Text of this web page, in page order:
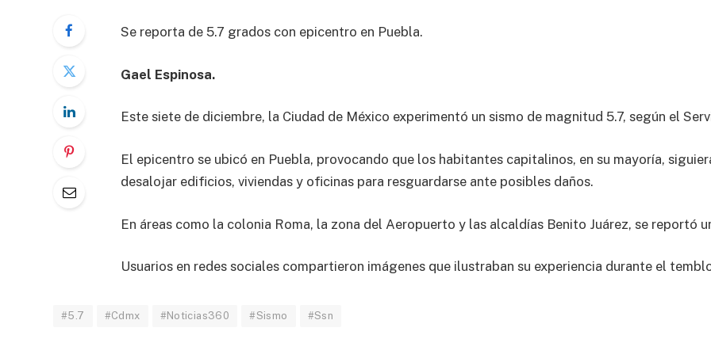
Se reporta de 5.7 grados con epicentro en Puebla.
Gael Espinosa.
Este siete de diciembre, la Ciudad de México experimentó un sismo de magnitud 5.7, según el
El epicentro se ubicó en Puebla, provocando que los habitantes capitalinos, en su mayoría,
desalojar edificios, viviendas y oficinas para resguardarse ante posibles daños.
En áreas como la colonia Roma, la zona del Aeropuerto y las alcaldías Benito Juárez, se reportó
Usuarios en redes sociales compartieron imágenes que ilustraban su experiencia durante el
#5.7 #Cdmx #Noticias360 #Sismo #Ssn